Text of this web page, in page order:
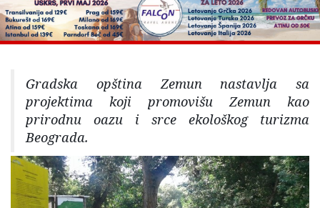
Gradska opština Zemun nastavlja sa
projektima koji promovišu Zemun kao
prirodnu oazu i srce ekološkog turizma
Beograda.